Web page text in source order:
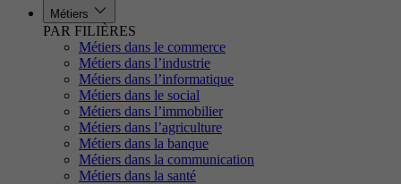
Métiers
PAR FILIÈRES
Métiers dans le commerce
Métiers dans l’industrie
Métiers dans l’informatique
Métiers dans le social
Métiers dans l’immobilier
Métiers dans l’agriculture
Métiers dans la banque
Métiers dans la communication
Métiers dans la santé